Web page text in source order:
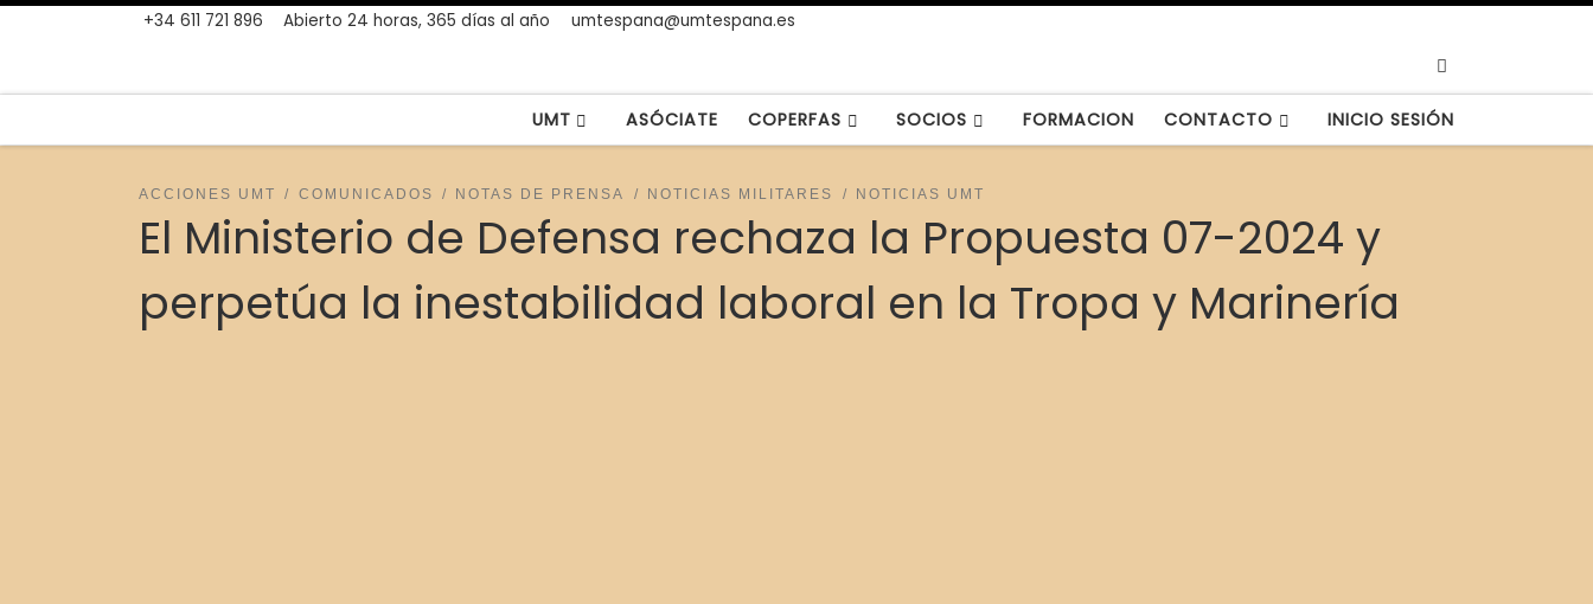
+34 611 721 896 Abierto 24 horas, 365 días al año umtespana@umtespana.es
UMT ASÓCIATE COPERFAS SOCIOS FORMACION CONTACTO INICIO SESIÓN
ACCIONES UMT COMUNICADOS NOTAS DE PRENSA NOTICIAS MILITARES NOTICIAS UMT
El Ministerio de Defensa rechaza la Propuesta 07-2024 y
perpetúa la inestabilidad laboral en la Tropa y Marinería